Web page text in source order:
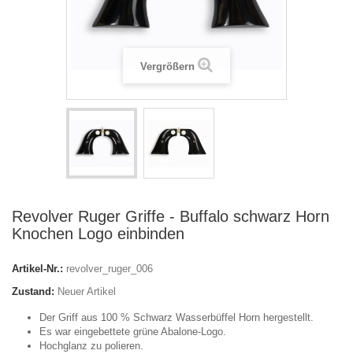
Vergrößern
Revolver Ruger Griffe - Buffalo schwarz Horn
Knochen Logo einbinden
Artikel-Nr.: revolver_ruger_006
Zustand: Neuer Artikel
Der Griff aus 100 % Schwarz Wasserbüffel Horn hergestellt.
Es war eingebettete grüne Abalone-Logo.
Hochglanz zu polieren.